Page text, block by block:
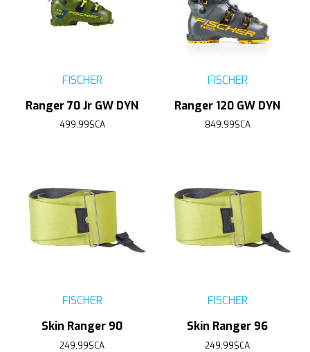
FISCHER
Ranger 70 Jr GW DYN
499,99$CA
FISCHER
Ranger 120 GW DYN
849,99$CA
FISCHER
Skin Ranger 90
249,99$CA
FISCHER
Skin Ranger 96
249,99$CA